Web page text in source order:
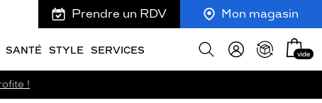
Prendre un RDV Mon magasin
SANTÉ STYLE SERVICES
Afficher
Mon
panier
vide
!